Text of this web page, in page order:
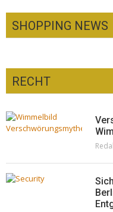
SHOPPING NEWS
Pepe Jeans
Woher
RECHT